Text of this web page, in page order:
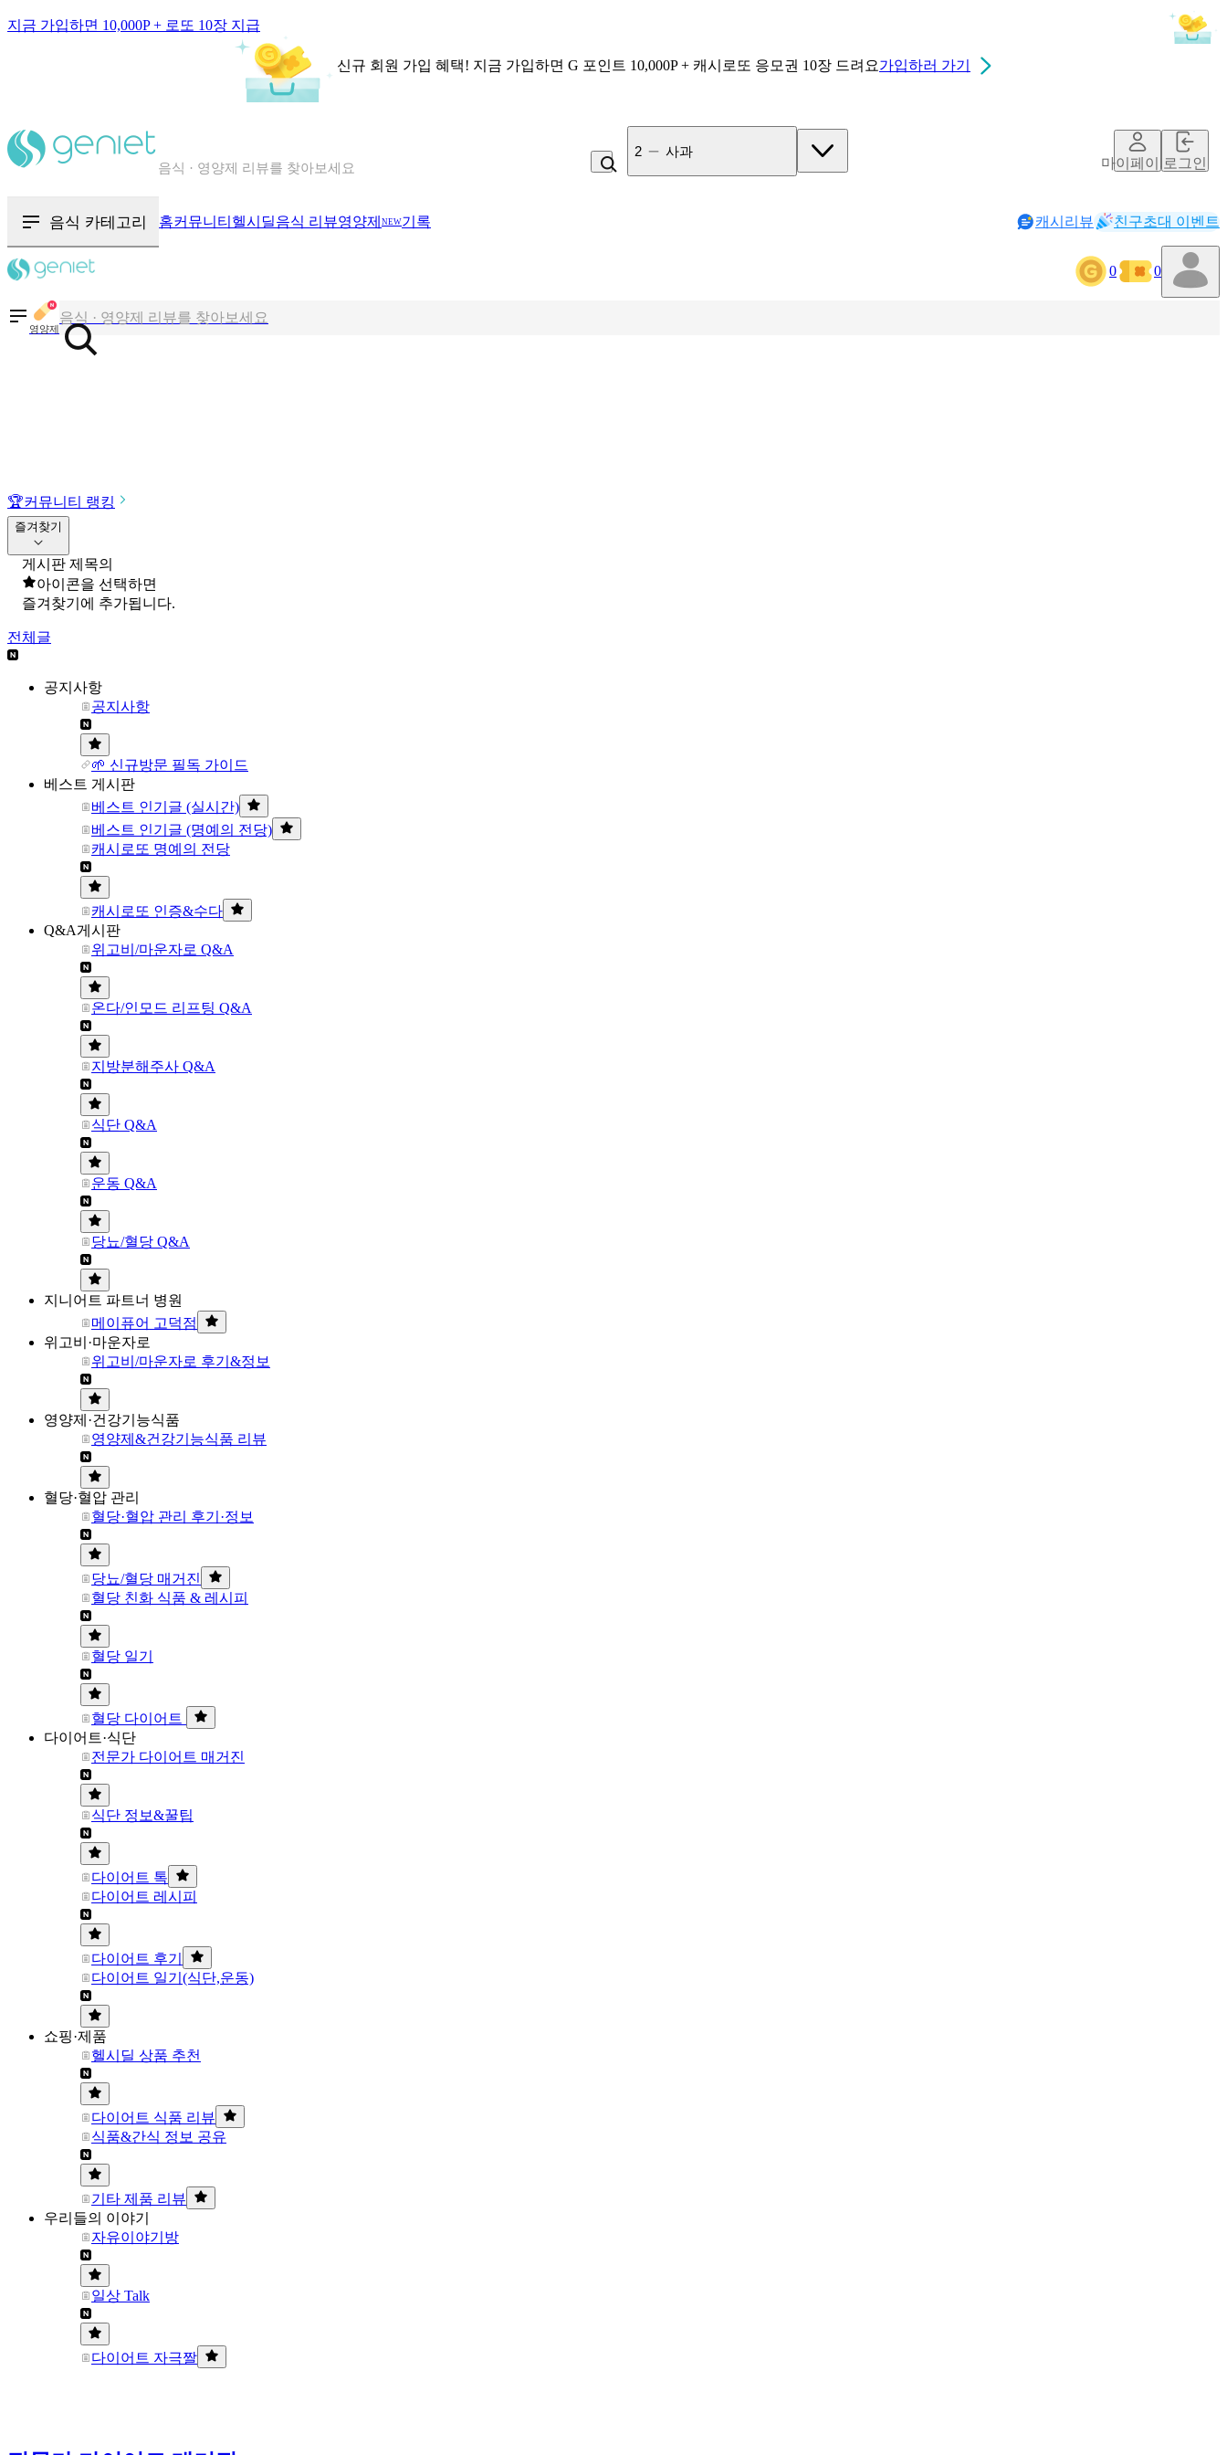
지금 가입하면 10,000P + 로또 10장 지급
신규 회원 가입 혜택! 지금 가입하면 G 포인트 10,000P + 캐시로또 응모권 10장 드려요가입하러 가기
3 잡곡밥
마이페이지로그인
음식 카테고리 홈커뮤니티 헬시딜음식 리뷰영양제 NEW기록 캐시리뷰 친구초대 이벤트
0 0
영양제
칼로리와 영양성분을 검색해보세요
음식 · 영양제 리뷰를 찾아보세요
🏆커뮤니티 랭킹
즐겨찾기
게시판 제목의
아이콘을 선택하면
즐겨찾기에 추가됩니다.
전체글
공지사항
공지사항
🌱 신규방문 필독 가이드
베스트 게시판
베스트 인기글 (실시간)
베스트 인기글 (명예의 전당)
캐시로또 명예의 전당
캐시로또 인증&수다
Q&A게시판
위고비/마운자로 Q&A
온다/인모드 리프팅 Q&A
지방분해주사 Q&A
식단 Q&A
운동 Q&A
당뇨/혈당 Q&A
지니어트 파트너 병원
메이퓨어 고덕점
위고비·마운자로
위고비/마운자로 후기&정보
영양제·건강기능식품
영양제&건강기능식품 리뷰
혈당·혈압 관리
혈당·혈압 관리 후기·정보
당뇨/혈당 매거진
혈당 친화 식품 & 레시피
혈당 일기
혈당 다이어트
다이어트·식단
전문가 다이어트 매거진
식단 정보&꿀팁
다이어트 톡
다이어트 레시피
다이어트 후기
다이어트 일기(식단,운동)
쇼핑·제품
헬시딜 상품 추천
다이어트 식품 리뷰
식품&간식 정보 공유
기타 제품 리뷰
우리들의 이야기
자유이야기방
일상 Talk
다이어트 자극짤